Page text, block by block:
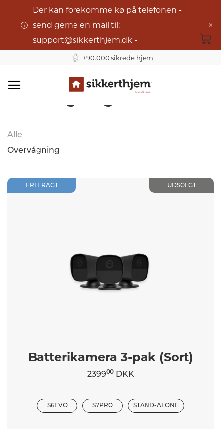
Der kan forekomme kø på telefonen -
send gerne en mail til:
support@sikkerthjem.dk -
×
+90.000 sikrede hjem
to
Stand-Alone
Overvågningskameraer
Alle
Overvågning
UDSOLGT
FRI FRAGT
Batterikamera 3-pak (Sort)
239900DKK
S6EVO S7PRO STAND-ALONE